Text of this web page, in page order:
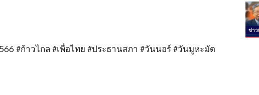
#ก้าวไกล #เพื่อไทย #ประธานสภา #วันนอร์ #วันมูหะมัด
ข่าว